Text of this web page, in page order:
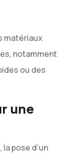
matériaux
notamment
ou des
une
pose d’un